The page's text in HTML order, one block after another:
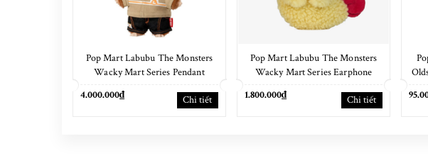
Pop Mart Labubu The Monsters
Wacky Mart Series Pendant
4.000.000₫ Chi tiết
Pop Mart Labubu The Monsters
Wacky Mart Series Earphone
1.800.000₫ Chi tiết